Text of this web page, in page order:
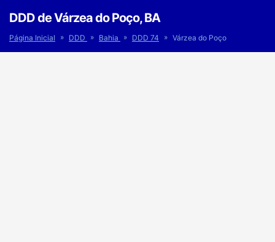
DDD de Várzea do Poço, BA
Página Inicial » DDD » Bahia » DDD 74 » Várzea do Poço